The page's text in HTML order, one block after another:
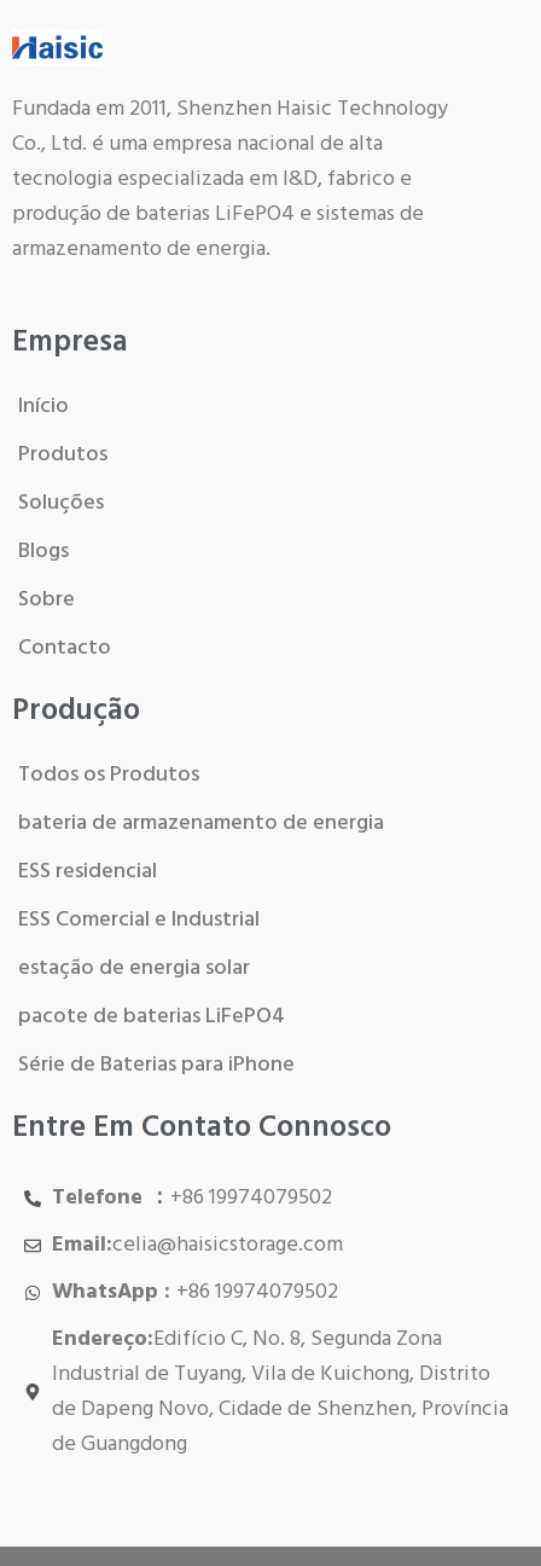
Fundada em 2011, Shenzhen Haisic Technology
Co., Ltd. é uma empresa nacional de alta
tecnologia especializada em I&D, fabrico e
produção de baterias LiFePO4 e sistemas de
armazenamento de energia.
Empresa
Início
Produtos
Soluções
Blogs
Sobre
Contacto
Produção
Todos os Produtos
bateria de armazenamento de energia
ESS residencial
ESS Comercial e Industrial
estação de energia solar
pacote de baterias LiFePO4
Série de Baterias para iPhone
Entre Em Contato Connosco
Telefone ： +86 19974079502
Email:celia@haisicstorage.com
WhatsApp : +86 19974079502
Endereço:Edifício C, No. 8, Segunda Zona
Industrial de Tuyang, Vila de Kuichong, Distrito
de Dapeng Novo, Cidade de Shenzhen, Província
de Guangdong